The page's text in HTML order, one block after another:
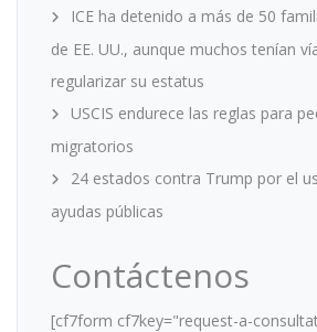
ICE ha detenido a más de 50
de EE. UU., aunque muchos tenían
regularizar su estatus
USCIS endurece las reglas para
migratorios
24 estados contra Trump por el
ayudas públicas
Contáctenos
[cf7form cf7key="request-a-